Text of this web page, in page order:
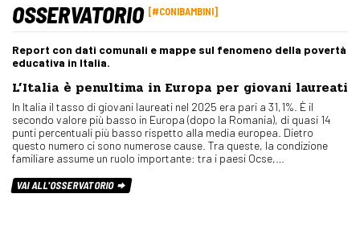
OSSERVATORIO #CONIBAMBINI
Report con dati comunali e mappe sul fenomeno della povertà
educativa in Italia.
L’Italia è penultima in Europa per giovani laureati
In Italia il tasso di giovani laureati nel 2025 era pari a 31,1%. È il
secondo valore più basso in Europa (dopo la Romania), di quasi 14
punti percentuali più basso rispetto alla media europea. Dietro
questo numero ci sono numerose cause. Tra queste, la condizione
familiare assume un ruolo importante: tra i paesi Ocse,…
VAI ALL'OSSERVATORIO